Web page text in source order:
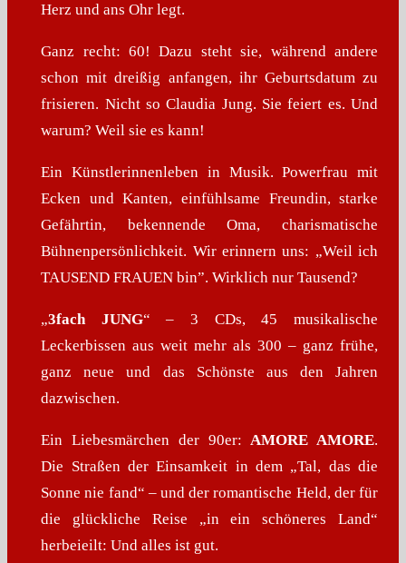
Herz und ans Ohr legt.
Ganz recht: 60! Dazu steht sie, während andere
schon mit dreißig anfangen, ihr Geburtsdatum zu
frisieren. Nicht so Claudia Jung. Sie feiert es. Und
warum? Weil sie es kann!
Ein Künstlerinnenleben in Musik. Powerfrau mit
Ecken und Kanten, einfühlsame Freundin, starke
Gefährtin, bekennende Oma, charismatische
Bühnenpersönlichkeit. Wir erinnern uns: „Weil ich
TAUSEND FRAUEN bin”. Wirklich nur Tausend?
„3fach JUNG“ – 3 CDs, 45 musikalische
Leckerbissen aus weit mehr als 300 – ganz frühe,
ganz neue und das Schönste aus den Jahren
dazwischen.
Ein Liebesmärchen der 90er:AMORE AMORE.
Die Straßen der Einsamkeit in dem „Tal, das die
Sonne nie fand“ – und der romantische Held, der für
die glückliche Reise „in ein schöneres Land“
herbeieilt: Und alles ist gut.